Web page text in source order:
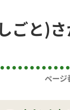
ごと)
ページ